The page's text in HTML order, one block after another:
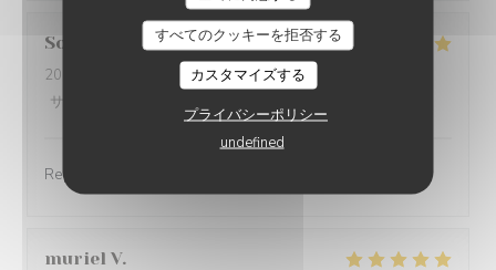
すべてのクッキーを拒否する
カスタマイズする
プライバシーポリシー
undefined
Solange
2025-10-22
- 12:30 - ゲスト 2
サービス
Repas excellent, serveuses très gracieuses
muriel V